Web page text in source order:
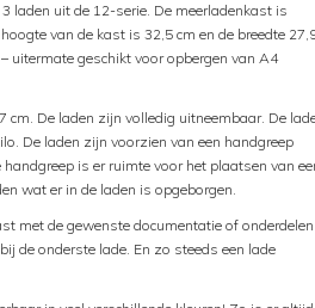
laden uit de 12-serie. De meerladenkast is
van de kast is 32,5 cm en de breedte
uitermate geschikt voor opbergen van A4
cm. De laden zijn volledig uitneembaar. De
De laden zijn voorzien van een handgreep
is er ruimte voor het plaatsen van
wat er in de laden is opgeborgen.
met de gewenste documentatie of onderdelen
de onderste lade. En zo steeds een lade